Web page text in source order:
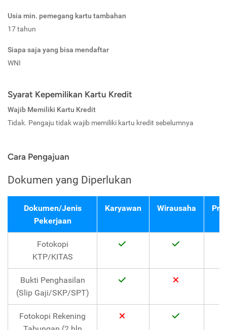
Usia min. pemegang kartu tambahan
17 tahun
Siapa saja yang bisa mendaftar
WNI
Syarat Kepemilikan Kartu Kredit
Wajib Memiliki Kartu Kredit
Tidak. Pengaju tidak wajib memiliki kartu kredit sebelumnya
Cara Pengajuan
Dokumen yang Diperlukan
Dokumen/Jenis
Pekerjaan
Karyawan Wirausaha
Fotokopi
KTP/KITAS
Bukti Penghasilan
(Slip Gaji/SKP/SPT)
Fotokopi Rekening